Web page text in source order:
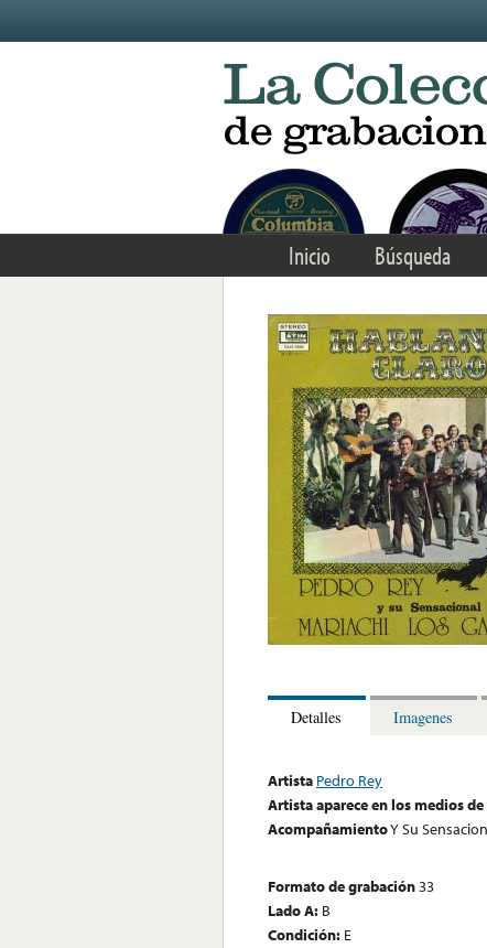
Inicio Búsqueda
Detalles Imagenes
Artista Pedro Rey
Artista aparece en los medios
AcompañamientoY Su
Formato de grabación33
Lado A: B
Condición: E